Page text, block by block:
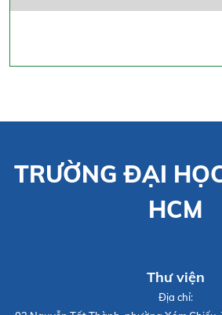
TRƯỜNG ĐẠI
HCM
Thư viện
Địa chỉ: